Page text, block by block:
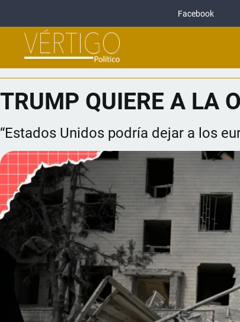
Facebook
TRUMP QUIERE A LA
“Estados Unidos podría dejar a los